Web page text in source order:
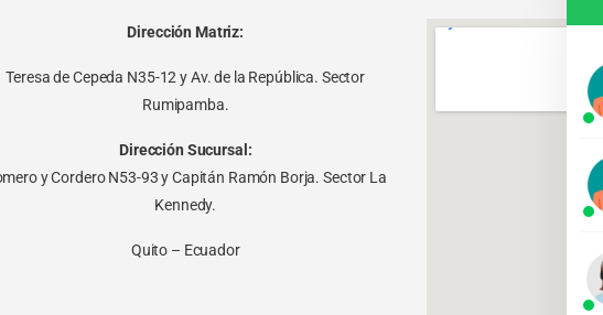
Dirección Matriz:
Teresa de Cepeda N35-12 y Av. de la República. Sector
Rumipamba.
Dirección Sucursal:
y Cordero N53-93 y Capitán Ramón Borja. Sector La
Kennedy.
Quito – Ecuador